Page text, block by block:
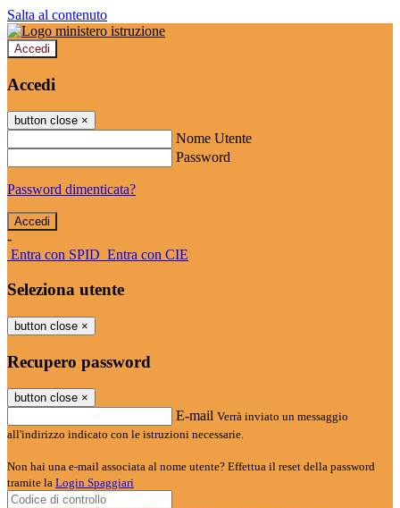
Salta al contenuto
Accedi
Accedi
button close ×
Nome Utente
Password
Password dimenticata?
-
Entra con SPID Entra con CIE
Seleziona utente
button close ×
Recupero password
button close ×
E-mail Verrà inviato un messaggio
all'indirizzo indicato con le istruzioni necessarie.
Non hai una e-mail associata al nome utente? Effettua il reset della password
tramite la Login Spaggiari